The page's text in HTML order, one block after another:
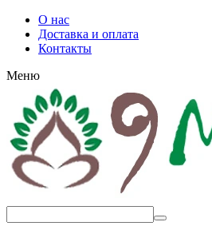
О нас
Доставка и оплата
Контакты
Меню